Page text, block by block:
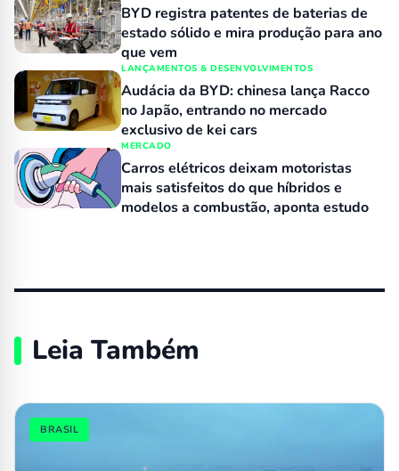
BYD registra patentes de baterias de
estado sólido e mira produção para ano
que vem
LANÇAMENTOS & DESENVOLVIMENTOS
Audácia da BYD: chinesa lança Racco
no Japão, entrando no mercado
exclusivo de kei cars
MERCADO
Carros elétricos deixam motoristas
mais satisfeitos do que híbridos e
modelos a combustão, aponta estudo
Leia Também
BRASIL